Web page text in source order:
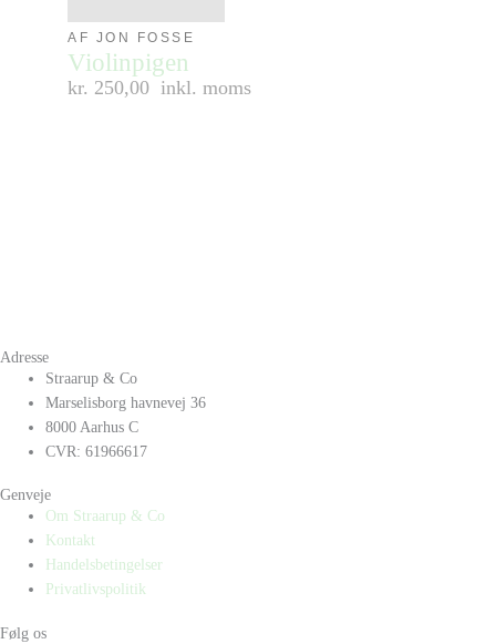
AF JON FOSSE
Violinpigen
kr. 250,00 inkl. moms
Adresse
Straarup & Co
Marselisborg havnevej 36
8000 Aarhus C
CVR: 61966617
Genveje
Om Straarup & Co
Kontakt
Handelsbetingelser
Privatlivspolitik
Følg os